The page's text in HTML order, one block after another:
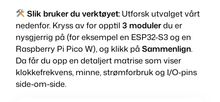
Slik bruker du verktøyet:Utforsk utvalget vårt
nedenfor. Kryss av for opptil 3 modulerdu er
nysgjerrig på (for eksempel en ESP32-S3 og en
Raspberry Pi Pico W), og klikk på Sammenlign.
Da får du opp en detaljert matrise som viser
klokkefrekvens, minne, strømforbruk og I/O-pins
side-om-side.